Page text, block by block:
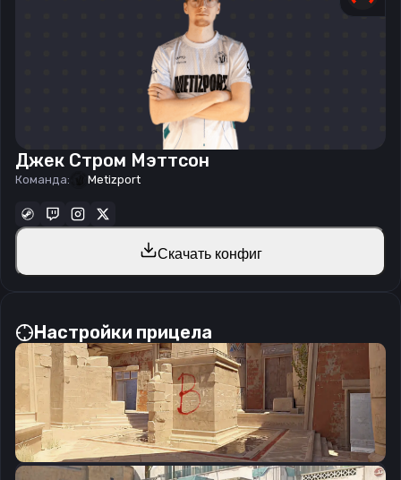
Джек Стром Мэттсон
Команда: Metizport
Скачать конфиг
Настройки прицела